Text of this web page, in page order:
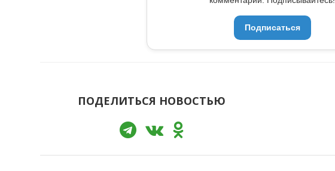
Подписаться
ПОДЕЛИТЬСЯ НОВОСТЬЮ